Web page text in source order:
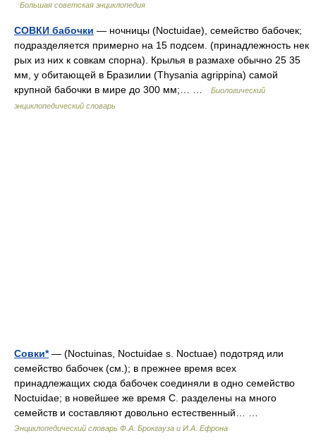
Большая советская энциклопедия
СОВКИ бабочки — ночницы (Noctuidae), семейство бабочек;
подразделяется примерно на 15 подсем. (принадлежность нек
рых из них к совкам спорна). Крылья в размахе обычно 25 35
мм, у обитающей в Бразилии (Thysania agrippina) самой
крупной бабочки в мире до 300 мм;… …
Биологический
энциклопедический словарь
Совки*— (Noctuinas, Noctuidae s. Noctuae) подотряд или
семейство бабочек (см.); в прежнее время всех
принадлежащих сюда бабочек соединяли в одно семейство
Noctuidae; в новейшее же время С. разделены на много
семейств и составляют довольно естественный… …
Энциклопедический словарь Ф.А. Брокгауза и И.А. Ефрона